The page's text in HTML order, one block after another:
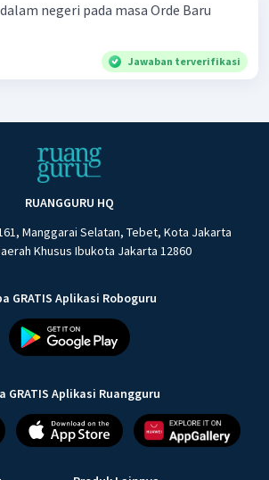
negeri pada masa Orde Baru
Jawaban terverifikasi
RUANGGURU HQ
Manggarai Selatan, Tebet, Kota Jakarta
Khusus Ibukota Jakarta 12860
GRATIS Aplikasi Roboguru
GRATIS Aplikasi Ruangguru